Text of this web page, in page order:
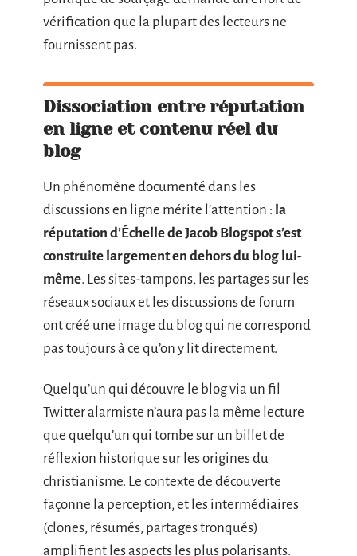
vérification que la plupart des lecteurs ne
fournissent pas.
Dissociation entre réputation
en ligne et contenu réel du
blog
Un phénomène documenté dans les
discussions en ligne mérite l’attention : la
réputation d’Échelle de Jacob Blogspot s’est
construite largement en dehors du blog lui-
même. Les sites-tampons, les partages sur les
réseaux sociaux et les discussions de forum
ont créé une image du blog qui ne correspond
pas toujours à ce qu’on y lit directement.
Quelqu’un qui découvre le blog via un fil
Twitter alarmiste n’aura pas la même lecture
que quelqu’un qui tombe sur un billet de
réflexion historique sur les origines du
christianisme. Le contexte de découverte
façonne la perception, et les intermédiaires
(clones, résumés, partages tronqués)
amplifient les aspects les plus polarisants.